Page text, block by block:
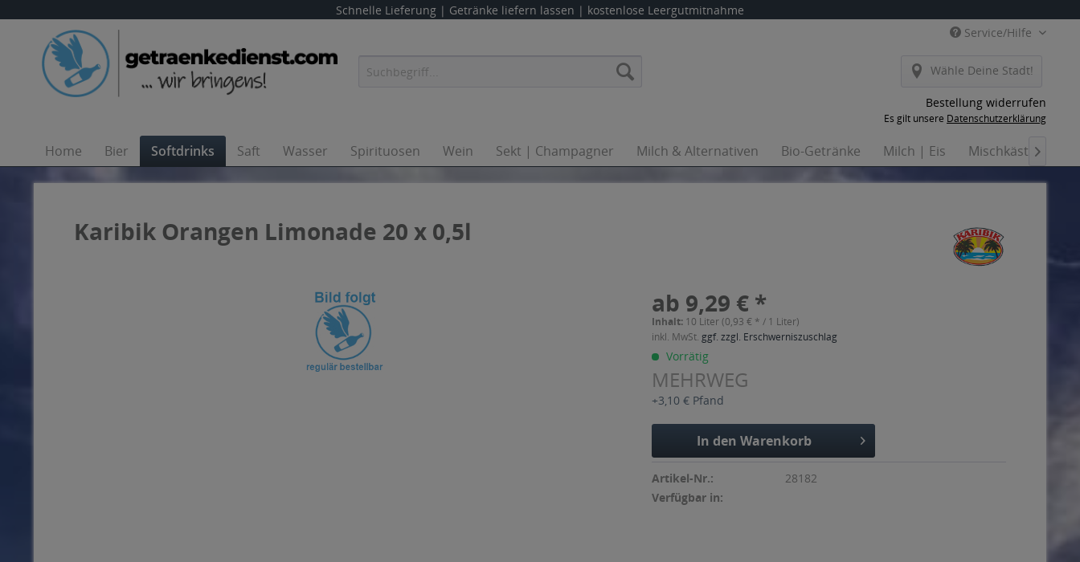
Schnelle Lieferung | Getränke liefern lassen | kostenlose Leergutmitnahme
Service/Hilfe
Wähle Deine Stadt!
Bestellung widerrufen
Es gilt unsere Datenschutzerklärung
Home Bier Softdrinks Saft Wasser Spirituosen Wein Sekt | Champagner Milch & Alternativen Bio-Getränke Milch | Eis Mischkästen

Karibik Orangen Limonade 20 x 0,5l
ab 9,29 € *
Inhalt: 10 Liter (0,93 € * / 1 Liter)
inkl. MwSt. ggf. zzgl. Erschwerniszuschlag
Vorrätig
MEHRWEG
+3,10 € Pfand
In den Warenkorb
Artikel-Nr.:
28182
Verfügbar in: